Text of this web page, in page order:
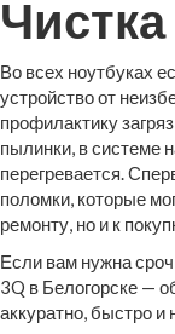
Во всех ноутбуках
устройство от
профилактику
пылинки, в системе
перегревается.
поломки, которые
ремонту, но и к
Если вам нужна
3Q в Белогорске —
аккуратно, быстро и